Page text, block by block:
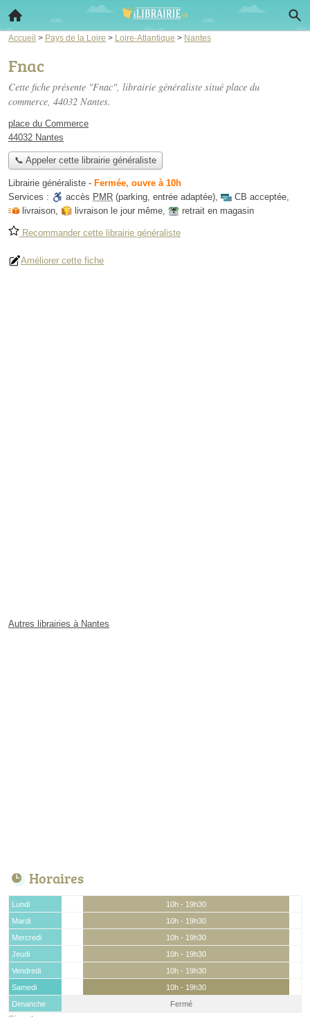
Accueil > Pays de la Loire > Loire-Atlantique > Nantes
Fnac
Cette fiche présente "Fnac", librairie généraliste situé place du
commerce, 44032 Nantes.
place du Commerce
44032 Nantes
📞 Appeler cette librairie généraliste
Librairie généraliste - Fermée, ouvre à 10h
Services :
accès PMR (parking, entrée adaptée), CB acceptée,
livraison, livraison le jour même, retrait en magasin
Recommander cette librairie généraliste
Améliorer cette fiche
Autres librairies à Nantes
Horaires
Lundi
10h - 19h30
Mardi
10h - 19h30
Mercredi
10h - 19h30
Jeudi
10h - 19h30
Vendredi
10h - 19h30
Samedi
10h - 19h30
Dimanche
Fermé